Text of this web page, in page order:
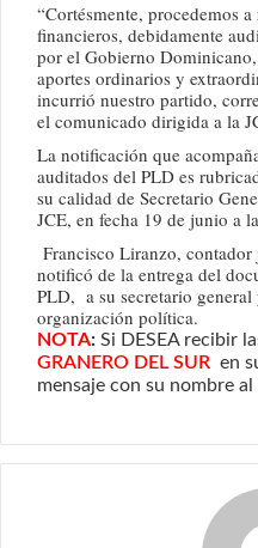
“Cortésmente, procedemos
financieros, debidamente
por el Gobierno
aportes ordinarios y
incurrió nuestro partido,
el comunicado dirigida a la
La notificación que
auditados del PLD es
su calidad de Secretario
JCE, en fecha 19 de junio a
Francisco Liranzo,
notificó de la entrega del
PLD, a su secretario
organización política.
NOTA: Si DESEA recibir
GRANERO DEL SUR en
mensaje con su nombre